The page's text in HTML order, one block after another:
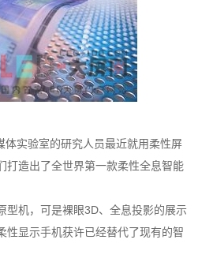
实验室的研究人员最近就用柔性屏
打造出了全世界第一款柔性全息智能
型机，可是裸眼3D、全息投影的展示
性显示手机获许已经替代了现有的智